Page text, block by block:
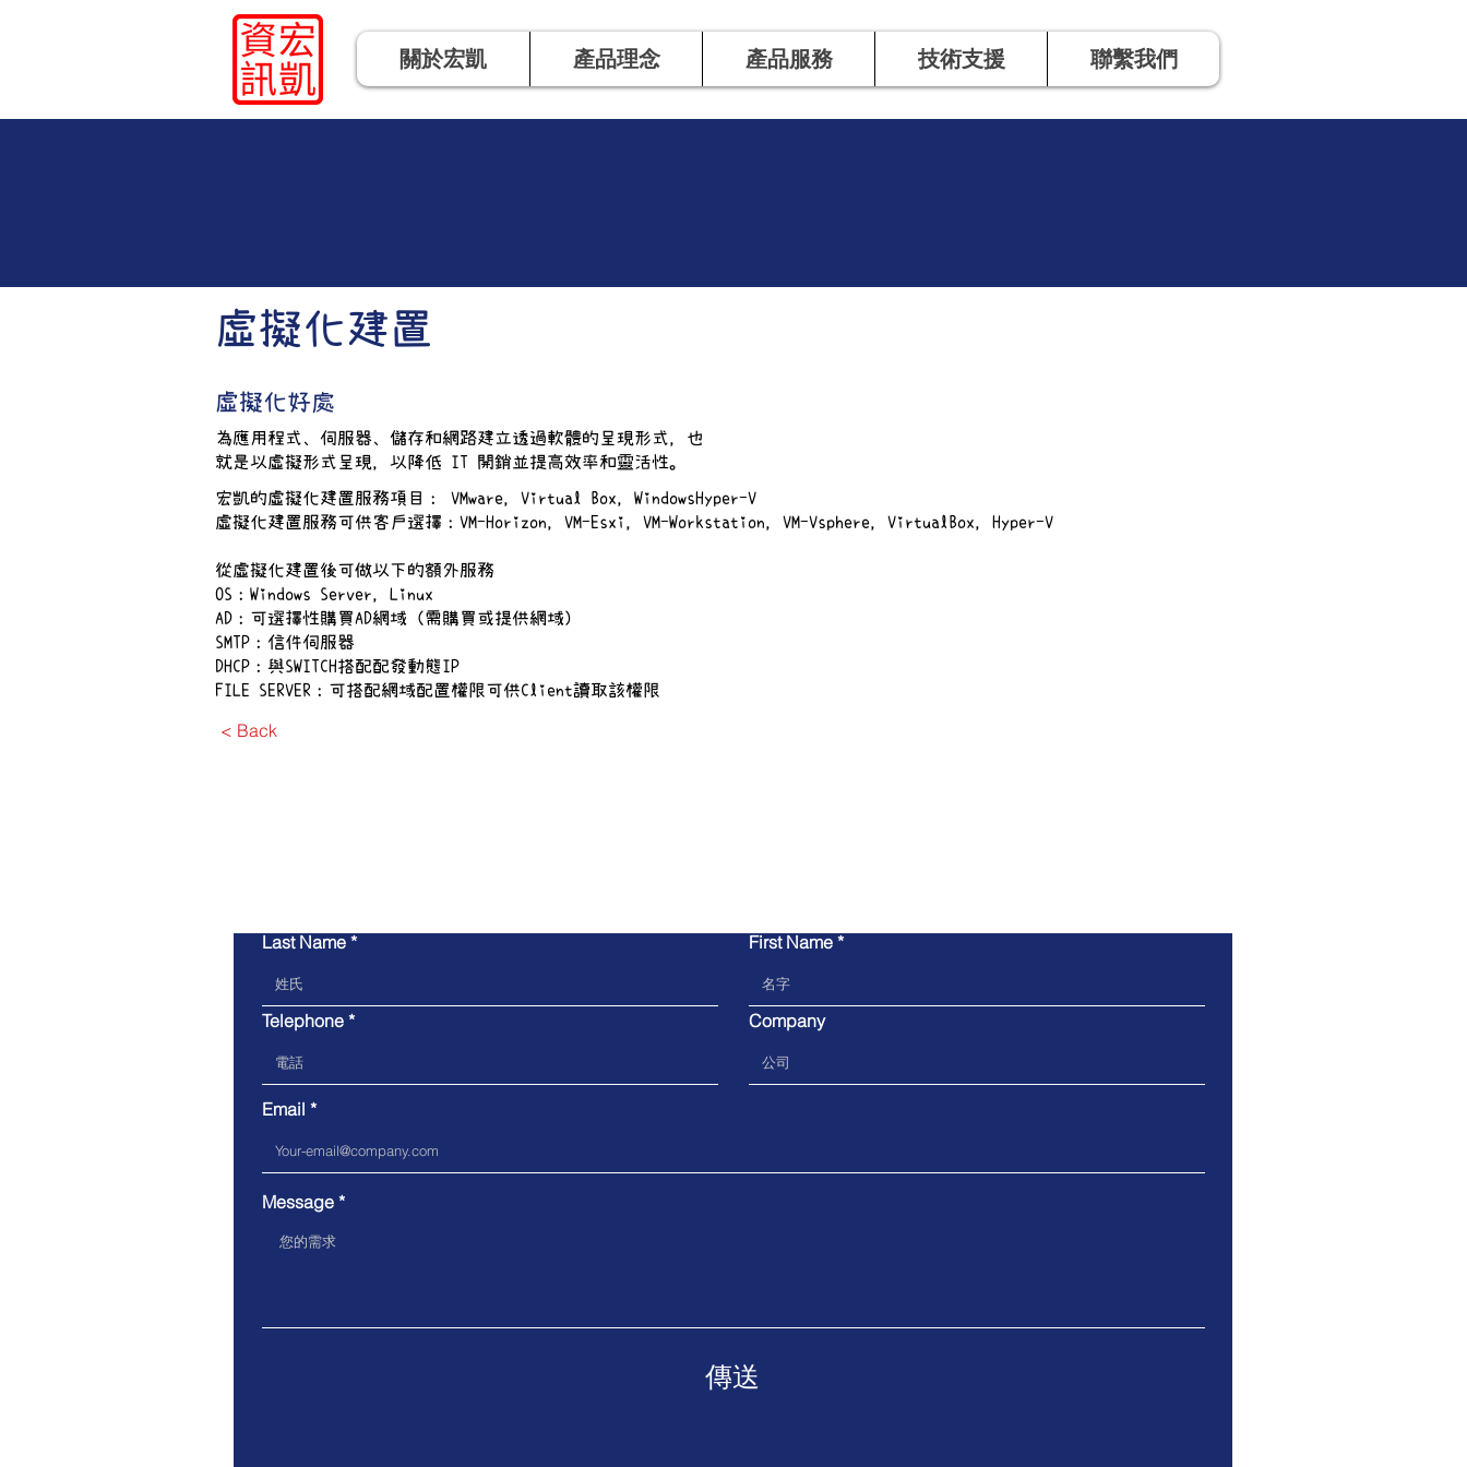
關於宏凱 產品理念 產品服務 技術支援 聯繫我們
​虛擬化建置
虛擬化好處
為應用程式、伺服器、儲存和網路建立透過軟體的呈現形式，也
就是以虛擬形式呈現，以降低 IT 開銷並提高效率和靈活性。
宏凱的虛擬化建置服務項目： VMware，Virtual Box，WindowsHyper-V
虛擬化建置服務可供客戶選擇：VM-Horizon，VM-Esxi，VM-Workstation，VM-Vsphere，VirtualBox，Hyper-V
從虛擬化建置後可做以下的額外服務
OS：Windows Server，Linux
AD：可選擇性購買AD網域（需購買或提供網域）
SMTP：信件伺服器
DHCP：與SWITCH搭配配發動態IP
FILE SERVER：可搭配網域配置權限可供Client讀取該權限
< Back
Last Name
Telephone
First Name
Company
Email
Message
傳送